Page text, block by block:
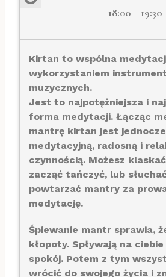
18:00 – 19:30
Kirtan to wspólna
wykorzystaniem
muzycznych.
Jest to najpotężniejsza i
forma medytacji. Łącząc
mantrę kirtan jest
medytacyjną, radosną i
czynnością. Możesz
zacząć tańczyć, lub
powtarzać mantry za
medytację.
Śpiewanie mantr sprawia,
kłopoty. Spływają na
spokój. Potem z tym
wrócić do swojego życia i